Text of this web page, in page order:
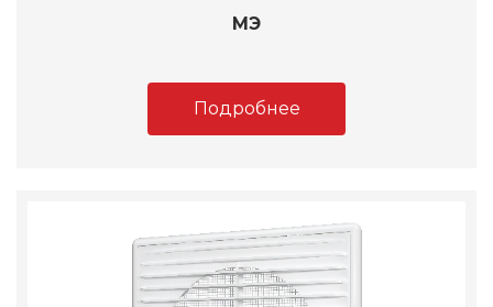
МЭ
Подробнее